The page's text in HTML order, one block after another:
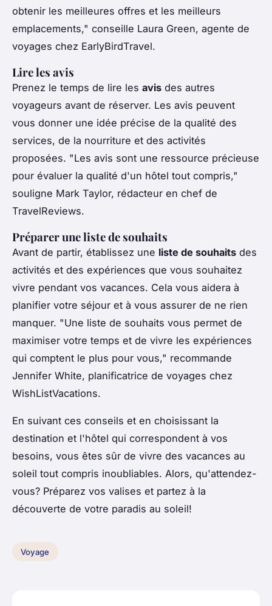
obtenir les meilleures offres et les meilleurs
emplacements," conseille Laura Green, agente de
voyages chez EarlyBirdTravel.
Lire les avis
Prenez le temps de lire les avis des autres
voyageurs avant de réserver. Les avis peuvent
vous donner une idée précise de la qualité des
services, de la nourriture et des activités
proposées. "Les avis sont une ressource précieuse
pour évaluer la qualité d'un hôtel tout compris,"
souligne Mark Taylor, rédacteur en chef de
TravelReviews.
Préparer une liste de souhaits
Avant de partir, établissez une liste de souhaits des
activités et des expériences que vous souhaitez
vivre pendant vos vacances. Cela vous aidera à
planifier votre séjour et à vous assurer de ne rien
manquer. "Une liste de souhaits vous permet de
maximiser votre temps et de vivre les expériences
qui comptent le plus pour vous," recommande
Jennifer White, planificatrice de voyages chez
WishListVacations.
En suivant ces conseils et en choisissant la
destination et l'hôtel qui correspondent à vos
besoins, vous êtes sûr de vivre des vacances au
soleil tout compris inoubliables. Alors, qu'attendez-
vous? Préparez vos valises et partez à la
découverte de votre paradis au soleil!
Voyage